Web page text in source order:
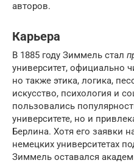
авторов.
Карьера
В 1885 году Зиммель стал
университет, официально
но также этика, логика,
искусство, психология и
пользовались
университете, но и
Берлина. Хотя его заявки
немецких университетах
Зиммель оставался